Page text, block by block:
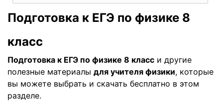
Подготовка к ЕГЭ по физике 8
класс
Подготовка к ЕГЭ по физике 8 класс и другие
полезные материалы для учителя физики, которые
вы можете выбрать и скачать бесплатно в этом
разделе.